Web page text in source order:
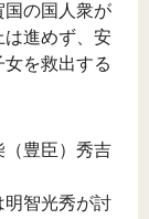
国の国人衆が
は進めず、安
を救出する
（豊臣）秀吉
明智光秀が討